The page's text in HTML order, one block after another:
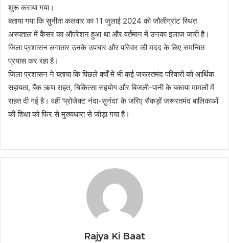
शुरू कराया गया।
बताया गया कि सुनीता कलवार का 11 जुलाई 2024 को जौलीग्रांट स्थित
अस्पताल में कैंसर का ऑपरेशन हुआ था और वर्तमान में उनका इलाज जारी है।
जिला प्रशासन लगातार उनके उपचार और परिवार की मदद के लिए समन्वित
प्रयास कर रहा है।
जिला प्रशासन ने बताया कि पिछले वर्षों में भी कई जरूरतमंद परिवारों को आर्थिक
सहायता, बैंक ऋण राहत, चिकित्सा सहयोग और बिजली-पानी के बकाया मामलों में
राहत दी गई है। वहीं ‘प्रोजेक्ट नंदा-सुनंदा’ के जरिए सैकड़ों जरूरतमंद बालिकाओं
की शिक्षा को फिर से मुख्यधारा से जोड़ा गया है।
Rajya Ki Baat